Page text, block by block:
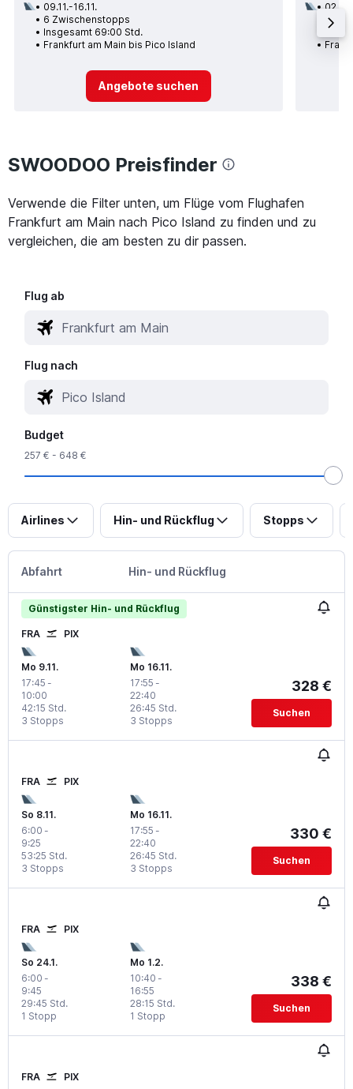
09.11.-16.11.
6 Zwischenstopps
Insgesamt 69:00 Std.
Frankfurt am Main bis Pico Island
Angebote suchen
02.09.
3
SWOODOO Preisfinder
Verwende die Filter unten, um Flüge vom Flughafen
Frankfurt am Main nach Pico Island zu finden und zu
vergleichen, die am besten zu dir passen.
Flug ab
Flug nach
Budget
257 € - 648 €
Airlines Hin- und Rückflug Stopps
Abfahrt Hin- und Rückflug
Günstigster Hin- und Rückflug
FRA PIX
Mo 9.11.
17:45 -
10:00
3 Stopps
42:15 Std.
Mo 16.11.
17:55 -
22:40
3 Stopps
26:45 Std.
328 €
Suchen
FRA PIX
So 8.11.
6:00 -
9:25
3 Stopps
53:25 Std.
Mo 16.11.
17:55 -
22:40
3 Stopps
26:45 Std.
330 €
Suchen
FRA PIX
So 24.1.
6:00 -
9:45
1 Stopp
29:45 Std.
Mo 1.2.
10:40 -
16:55
1 Stopp
28:15 Std.
338 €
Suchen
FRA PIX